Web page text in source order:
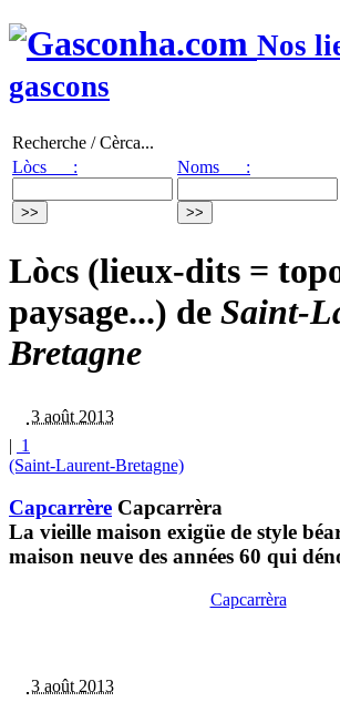
Nos
gascons
Recherche / Cèrca...
Lòcs :
Noms :
Lòcs (lieux-dits =
paysage...) de Saint-
Bretagne
3 août 2013
| 1
(Saint-Laurent-Bretagne)
Capcarrère Capcarrèra
La vieille maison exigüe de style
maison neuve des années 60 qui
Capcarrèra
3 août 2013